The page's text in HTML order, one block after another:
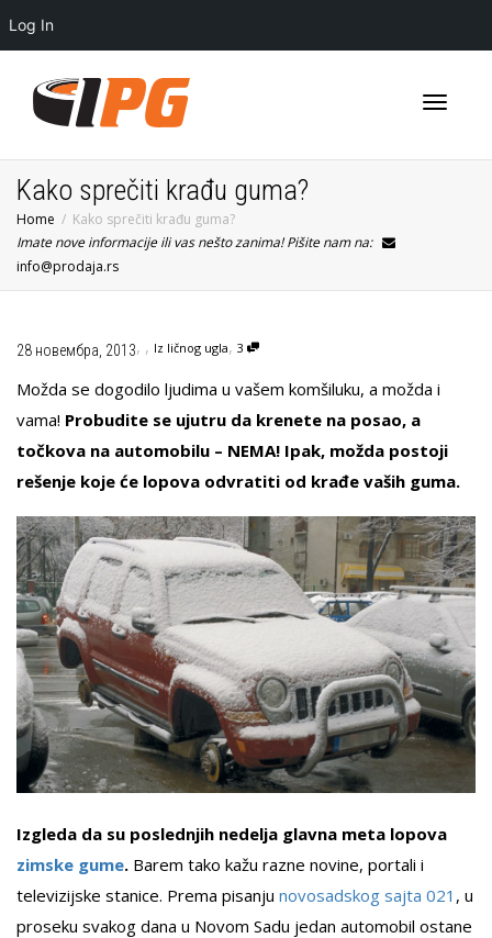
Log In
Kako sprečiti krađu guma?
Home
Kako sprečiti krađu guma?
Imate nove informacije ili vas nešto zanima! Pišite nam na:
info@prodaja.rs
,
28 новембра, 2013 , Iz ličnog ugla, 3
Možda se dogodilo ljudima u vašem komšiluku, a možda i
vama! Probudite se ujutru da krenete na posao, a
točkova na automobilu – NEMA! Ipak, možda postoji
rešenje koje će lopova odvratiti od krađe vaših guma.
Izgleda da su poslednjih nedelja glavna meta lopova
zimske gume. Barem tako kažu razne novine, portali i
televizijske stanice. Prema pisanju novosadskog sajta 021 , u
proseku svakog dana u Novom Sadu jedan automobil ostane